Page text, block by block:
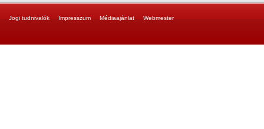
Jogi tudnivalók Impresszum Médiaajánlat Webmester